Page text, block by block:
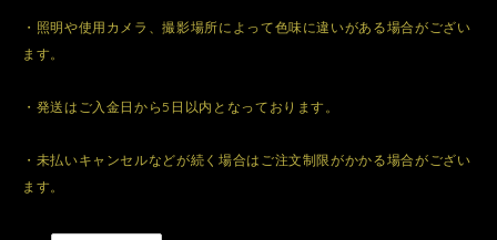
・照明や使用カメラ、撮影場所によって色味に違いがある場合がござい
ます。
・発送はご入金日から5日以内となっております。
・未払いキャンセルなどが続く場合はご注文制限がかかる場合がござい
ます。